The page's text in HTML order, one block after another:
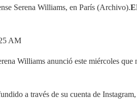
Serena Williams, en París (Archivo).
AM
Williams anunció este miércoles
a través de su cuenta de